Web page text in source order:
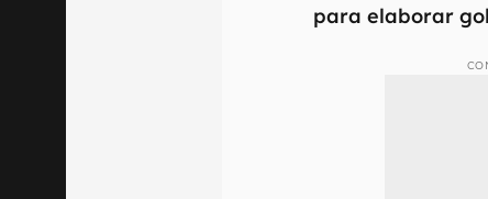
para elaborar